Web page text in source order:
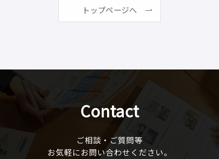
トップページへ
Contact
ご相談・ご質問等
お気軽にお問い合わせください。